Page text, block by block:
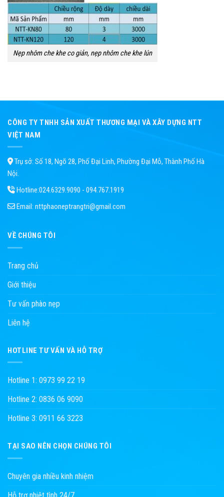
Nẹp nhôm che khe co giản, nẹp nhôm che khe lún
CÔNG TY TNHH SẢN XUẤT THƯƠNG MẠI VÀ XÂY DỰNG NTT
VIỆT NAM
Trụ sở: Số 18, Ngõ 28, Phố Đại Linh, Phường Đại Mỗ, Thành Phố Hà
Nội.
Hotline:024.6329.9090 - 094.767.1919
Email: nttphaoneptrangtri@gmail.com
VỀ CHÚNG TÔI
Trang chủ
Giới thiệu
Tư vấn phào nẹp
Liên hệ
HOTLINE TƯ VẤN VÀ HỖ TRỢ
Hotline 1: 0973 99 22 19
Hotline 2: 0836 06 9090
Hotline 3: 0911 66 3223
TẠI SAO NÊN CHỌN CHÚNG TÔI
Chuyên gia nhiều kinh nhiệm